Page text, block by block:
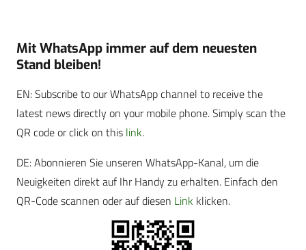
Mit WhatsApp immer auf dem neuesten
Stand bleiben!
EN: Subscribe to our WhatsApp channel to receive the
latest news directly on your mobile phone. Simply scan the
QR code or click on this link.
DE: Abonnieren Sie unseren WhatsApp-Kanal, um die
Neuigkeiten direkt auf Ihr Handy zu erhalten. Einfach den
QR-Code scannen oder auf diesen Link klicken.